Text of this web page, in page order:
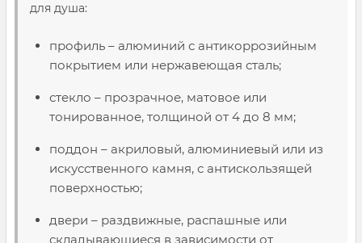
для душа:
профиль – алюминий с антикоррозийным
покрытием или нержавеющая сталь;
стекло – прозрачное, матовое или
тонированное, толщиной от 4 до 8 мм;
поддон – акриловый, алюминиевый или из
искусственного камня, с антискользящей
поверхностью;
двери – раздвижные, распашные или
складывающиеся в зависимости от